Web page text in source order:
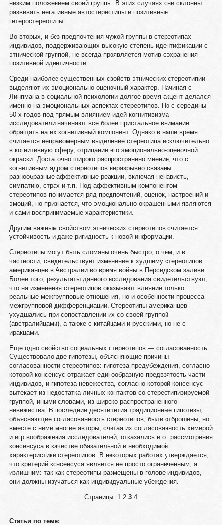
низким положением своей группы. В этих случаях они склонны
развивать негативные автостереотипы и позитивные
гетеростереотипы.
Во-вторых, и без предпочтения чужой группы в стереотипах
индивидов, поддерживающих высокую степень идентификации с
этнической группой, не всегда проявляется мотив сохранения
позитивной идентичности.
Среди наиболее существенных свойств этнических стереоти­пии
выделяют их эмоционально-оценочный характер. Начиная с
Линпмана в социальной психологии долгое время акцент делался
именно на эмоциональных аспектах стереотипов. Но с середины
50-х годов под прямым влиянием идей когнитивизма
исследователи начинают все более пристальное внимание
обращать на их когнитивный компонент. Однако в наше время
считается неправомерным выделение стереотипа исключительно
в когнитивную сферу, отрицание его эмоционально-оценочной
окраски. Достаточно широко распространено мнение, что с
когнитивным ядром стереотипов неразрывно связаны
разнообразные аффективные реакции, включая ненависть,
симпатию, страх и т.п. Под аффективным компонентом
стереотипов понимается ряд предпочтений, оценок, настроений и
эмоций, но признается, что эмоционально окрашенными являются
и сами воспринимаемые характеристики.
Другим важным свойством этнических стереотипов считается
устойчивость и даже ригидность к новой информации.
Стереотипы могут быть сломаны очень быстро, о чем, и в
частности, свидетельствует изменение к худшему стереотипов
американцев в Австралии во время войны в Персидском заливе.
Более того, результаты данного исследования свидетельствуют,
что на изменения стереотипов оказывают влияние только
реальные межгрупповые отношения, но и особенности процесса
межгрупповой дифференциации. Стереотипы американцев
ухудшались при сопоставлении их со своей группой
(австралийцами), а также с китайцами и русскими, но не с
иракцами.
Еще одно свойство социальных стереотипов — согласованность.
Существовало две гипотезы, объясняющие причины
согласованности стереотипов: гипотеза предубеждения, согласно
которой консенсус отражает единообразную предвзятость части
индивидов, и гипотеза невежества, согласно которой консенсус
вытекает из недостатка личных контактов со стереотипизируемой
группой, иными словами, из широко распространенного
невежества. В последние десятилетия традиционные гипотезы,
объясняющие согласованность стереотипов, были отброшены, но
вместе с ними многие авторы, считая их согласованность химерой
и игр воображения исследователей, отказались и от рассмотрения
консенсуса в качестве обязательной и необходимой
характеристики стереотипов. В некоторых работах утверждается,
что критерий консенсуса является не просто ограниченным, а
излишним: так как стереотипы размещены в голове индивидов,
они должны изучаться как индивидуальные убеждения.
Страницы: 1 2 3 4
Статьи по теме: